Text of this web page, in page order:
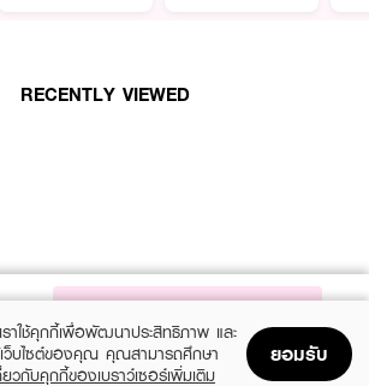
10-2-6700018939
ะมุนขับผิว
มพูอมน้ำตาล
PINK ชมพูอ่อนโทนเย็น
RECENTLY VIEWED
ราใช้คุกกี้เพื่อพัฒนาประสิทธิภาพ และ
เว็บไซต์ของคุณ คุณสามารถศึกษา
ยวกับคุกกี้ของเบราว์เซอร์เพิ่มเติม
ยอมรับ